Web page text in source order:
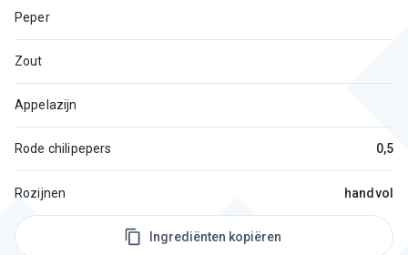
Peper
Zout
Appelazijn
Rode chilipepers 0,5
Rozijnen handvol
Ingrediënten kopiëren